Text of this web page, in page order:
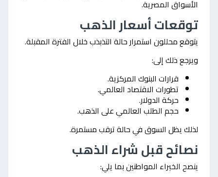
الأسواق المصرية.
توقعات أسعار الذهب
يتوقع محللون استمرار حالة التذبذب خلال الفترة المقبلة.
ويرجع ذلك إلى:
قرارات البنوك المركزية.
تطورات الاقتصاد العالمي.
حركة الدولار.
حجم الطلب العالمي على الذهب.
لذلك يظل السوق في حالة ترقب مستمرة.
نصائح قبل شراء الذهب
ينصح الخبراء المواطنين بما يلي: